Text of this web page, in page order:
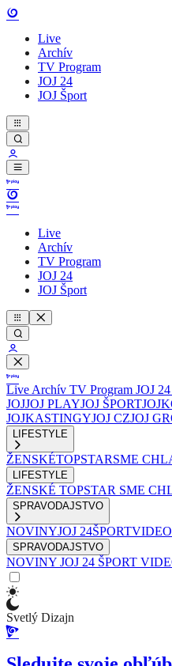
Live
Archív
TV Program
JOJ 24
JOJ Šport
Live
Archív
TV Program
JOJ 24
JOJ Šport
Live Archív TV Program JOJ 24
JOJJOJ PLAYJOJ ŠPORT
JOJKASTINGYJOJ CZJOJ
LIFESTYLE
ŽENSKÉTOPSTARSME
LIFESTYLE
ŽENSKÉ TOPSTAR SME
SPRAVODAJSTVO
NOVINYJOJ 24ŠPORT
SPRAVODAJSTVO
NOVINY JOJ 24 ŠPORT
Svetlý Dizajn